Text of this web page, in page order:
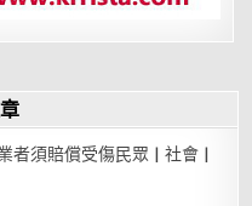
須賠償受傷民眾 | 社會 |